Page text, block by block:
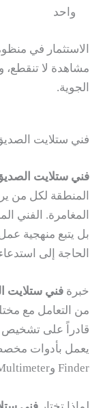
واحد
الاستثمار في
مشاهدة لا
الجوية.
فني ستلايت
فني ستلايت
المنطقة لكل من
المغامرة. الفني
بل يتبع منهجية
الحاجة إلى
خبرة فني ستلايت
من التعامل مع
قادراً على تشخيص
Finder وMultimeter وأدوات قياس الإشارة الرقمية.